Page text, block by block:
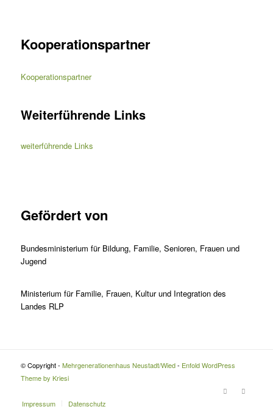
Kooperationspartner
Kooperationspartner
Weiterführende Links
weiterführende Links
Gefördert von
Bundesministerium für Bildung, Familie, Senioren, Frauen und
Jugend
Ministerium für Familie, Frauen, Kultur und Integration des
Landes RLP
© Copyright - Mehrgenerationenhaus Neustadt/Wied- Enfold WordPress
Theme by Kriesi
Impressum Datenschutz